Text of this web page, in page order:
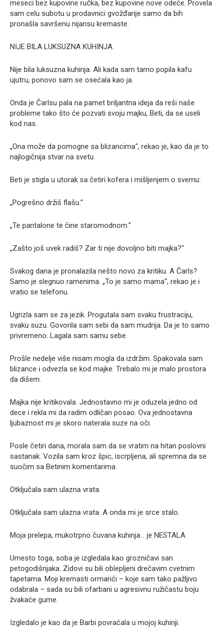
meseci bez kupovine ručka, bez kupovine nove odeće. Provela
sam celu subotu u prodavnici gvožđarije samo da bih
pronašla savršenu nijansu kremaste.
NIJE BILA LUKSUZNA KUHINJA.
Nije bila luksuzna kuhinja. Ali kada sam tamo popila kafu
ujutru, ponovo sam se osećala kao ja.
Onda je Čarlsu pala na pamet briljantna ideja da reši naše
probleme tako što će pozvati svoju majku, Beti, da se useli
kod nas.
„Ona može da pomogne sa blizancima“, rekao je, kao da je to
najlogičnija stvar na svetu.
Beti je stigla u utorak sa četiri kofera i mišljenjem o svemu:
„Pogrešno držiš flašu.“
„Te pantalone te čine staromodnom.“
„Zašto još uvek radiš? Zar ti nije dovoljno biti majka?“
Svakog dana je pronalazila nešto novo za kritiku. A Čarls?
Samo je slegnuo ramenima. „To je samo mama“, rekao je i
vratio se telefonu.
Ugrizla sam se za jezik. Progutala sam svaku frustraciju,
svaku suzu. Govorila sam sebi da sam mudrija. Da je to samo
privremeno. Lagala sam samu sebe.
Prošle nedelje više nisam mogla da izdržim. Spakovala sam
blizance i odvezla se kod majke. Trebalo mi je malo prostora
da dišem.
Majka nije kritikovala. Jednostavno mi je oduzela jedno od
dece i rekla mi da radim odličan posao. Ova jednostavna
ljubaznost mi je skoro naterala suze na oči.
Posle četiri dana, morala sam da se vratim na hitan poslovni
sastanak. Vozila sam kroz špic, iscrpljena, ali spremna da se
suočim sa Betinim komentarima.
Otključala sam ulazna vrata.
Otključala sam ulazna vrata. A onda mi je srce stalo.
Moja prelepa, mukotrpno čuvana kuhinja… je NESTALA.
Umesto toga, soba je izgledala kao grozničavi san
petogodišnjaka. Zidovi su bili oblepljeni drečavim cvetnim
tapetama. Moji kremasti ormarići – koje sam tako pažljivo
odabrala – sada su bili ofarbani u agresivnu ružičastu boju
žvakaće gume.
Izgledalo je kao da je Barbi povraćala u mojoj kuhinji.